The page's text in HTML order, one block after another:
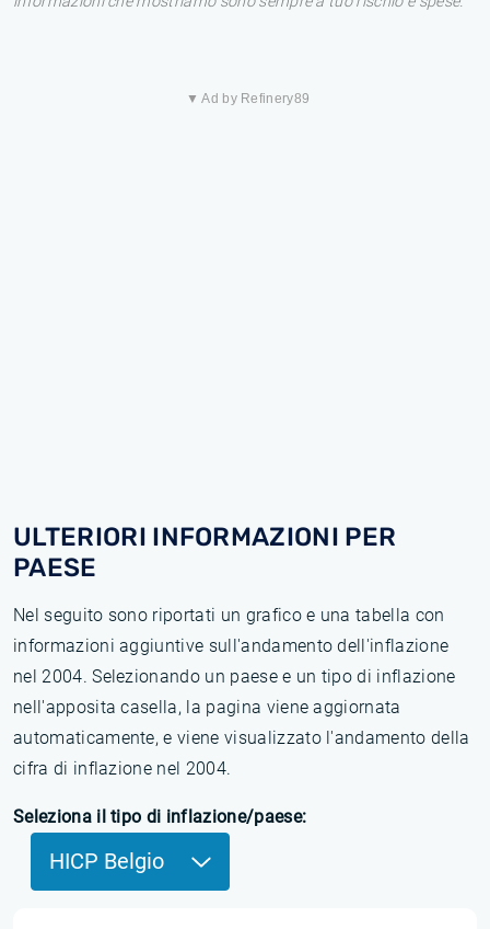
▼ Ad by Refinery89
ULTERIORI INFORMAZIONI PER
PAESE
Nel seguito sono riportati un grafico e una tabella con
informazioni aggiuntive sull'andamento dell'inflazione
nel 2004. Selezionando un paese e un tipo di inflazione
nell'apposita casella, la pagina viene aggiornata
automaticamente, e viene visualizzato l'andamento della
cifra di inflazione nel 2004.
Seleziona il tipo di inflazione/paese:
HICP Belgio